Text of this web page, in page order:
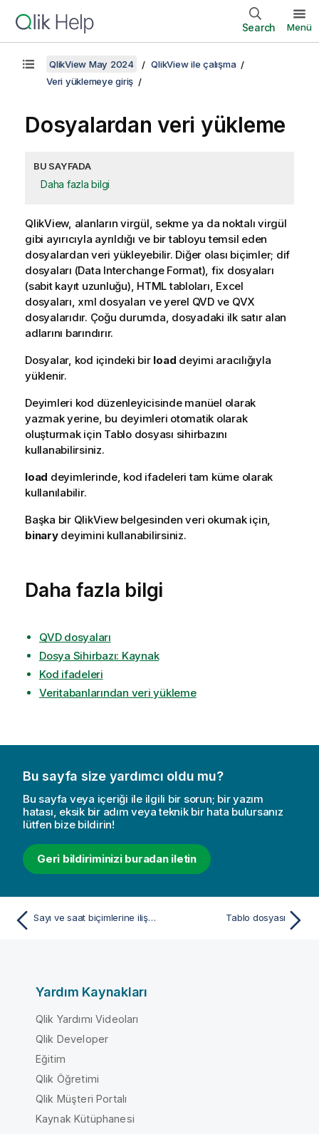
Search Menü
QlikView May 2024
QlikView ile çalışma
Veri yüklemeye giriş
Dosyalardan veri yükleme
BU SAYFADA
Daha fazla bilgi
QlikView, alanların virgül, sekme ya da noktalı virgül
gibi ayırıcıyla ayrıldığı ve bir tabloyu temsil eden
dosyalardan veri yükleyebilir. Diğer olası biçimler; dif
dosyaları (Data Interchange Format), fix dosyaları
(sabit kayıt uzunluğu), HTML tabloları, Excel
dosyaları, xml dosyaları ve yerel QVD ve QVX
dosyalarıdır. Çoğu durumda, dosyadaki ilk satır alan
adlarını barındırır.
Dosyalar, kod içindeki bir load deyimi aracılığıyla
yüklenir.
Deyimleri kod düzenleyicisinde manüel olarak
yazmak yerine, bu deyimleri otomatik olarak
oluşturmak için Tablo dosyası sihirbazını
kullanabilirsiniz.
load deyimlerinde, kod ifadeleri tam küme olarak
kullanılabilir.
Başka bir QlikView belgesinden veri okumak için,
binarydeyimini kullanabilirsiniz.
Daha fazla bilgi
QVD dosyaları
Dosya Sihirbazı: Kaynak
Kod ifadeleri
Veritabanlarından veri yükleme
Bu sayfa size yardımcı oldu mu?
Bu sayfa veya içeriği ile ilgili bir sorun; bir yazım
hatası, eksik bir adım veya teknik bir hata bulursanız
lütfen bize bildirin!
Geri bildiriminizi buradan iletin
Sayı ve saat biçimlerine ilişkin kurallar Tablo dosyası
Yardım Kaynakları
Qlik Yardımı Videoları
Qlik Developer
Eğitim
Qlik Öğretimi
Qlik Müşteri Portalı
Kaynak Kütüphanesi